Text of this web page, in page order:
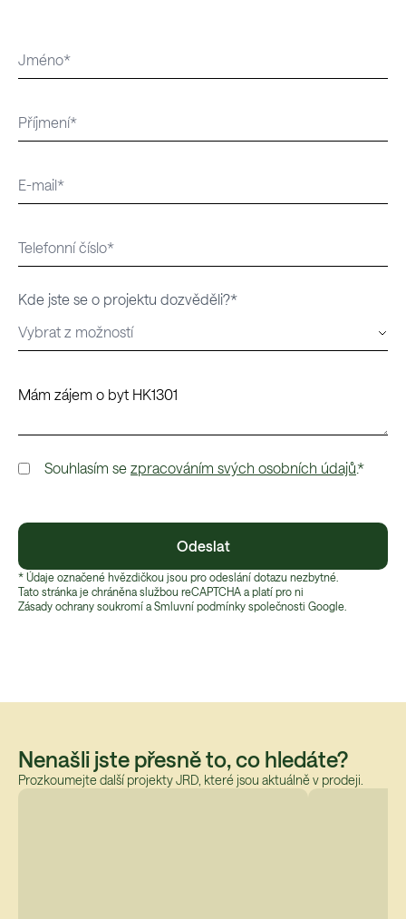
Kde jste se o projektu dozvěděli?*
Souhlasím se zpracováním svých osobních údajů.*
Odeslat
* Údaje označené hvězdičkou jsou pro odeslání dotazu nezbytné.
Tato stránka je chráněna službou reCAPTCHA a platí pro ni
Zásady ochrany soukromí a Smluvní podmínky společnosti Google.
Nenašli jste přesně to, co hledáte?
Prozkoumejte další projekty JRD, které jsou aktuálně v prodeji.